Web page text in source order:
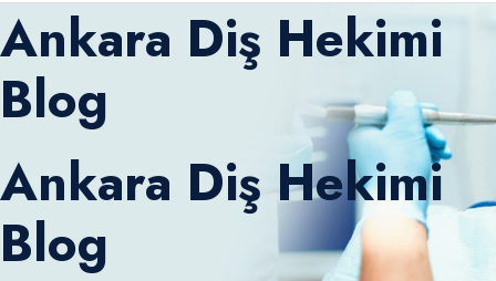
Ankara Diş Hekimi
Blog
Ankara Diş Hekimi
Blog